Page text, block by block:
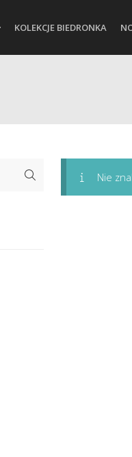
KOLEKCJE BIEDRONKA
Nie